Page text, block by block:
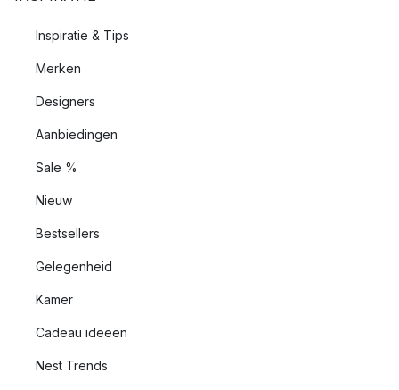
Inspiratie & Tips
Merken
Designers
Aanbiedingen
Sale %
Nieuw
Bestsellers
Gelegenheid
Kamer
Cadeau ideeën
Nest Trends